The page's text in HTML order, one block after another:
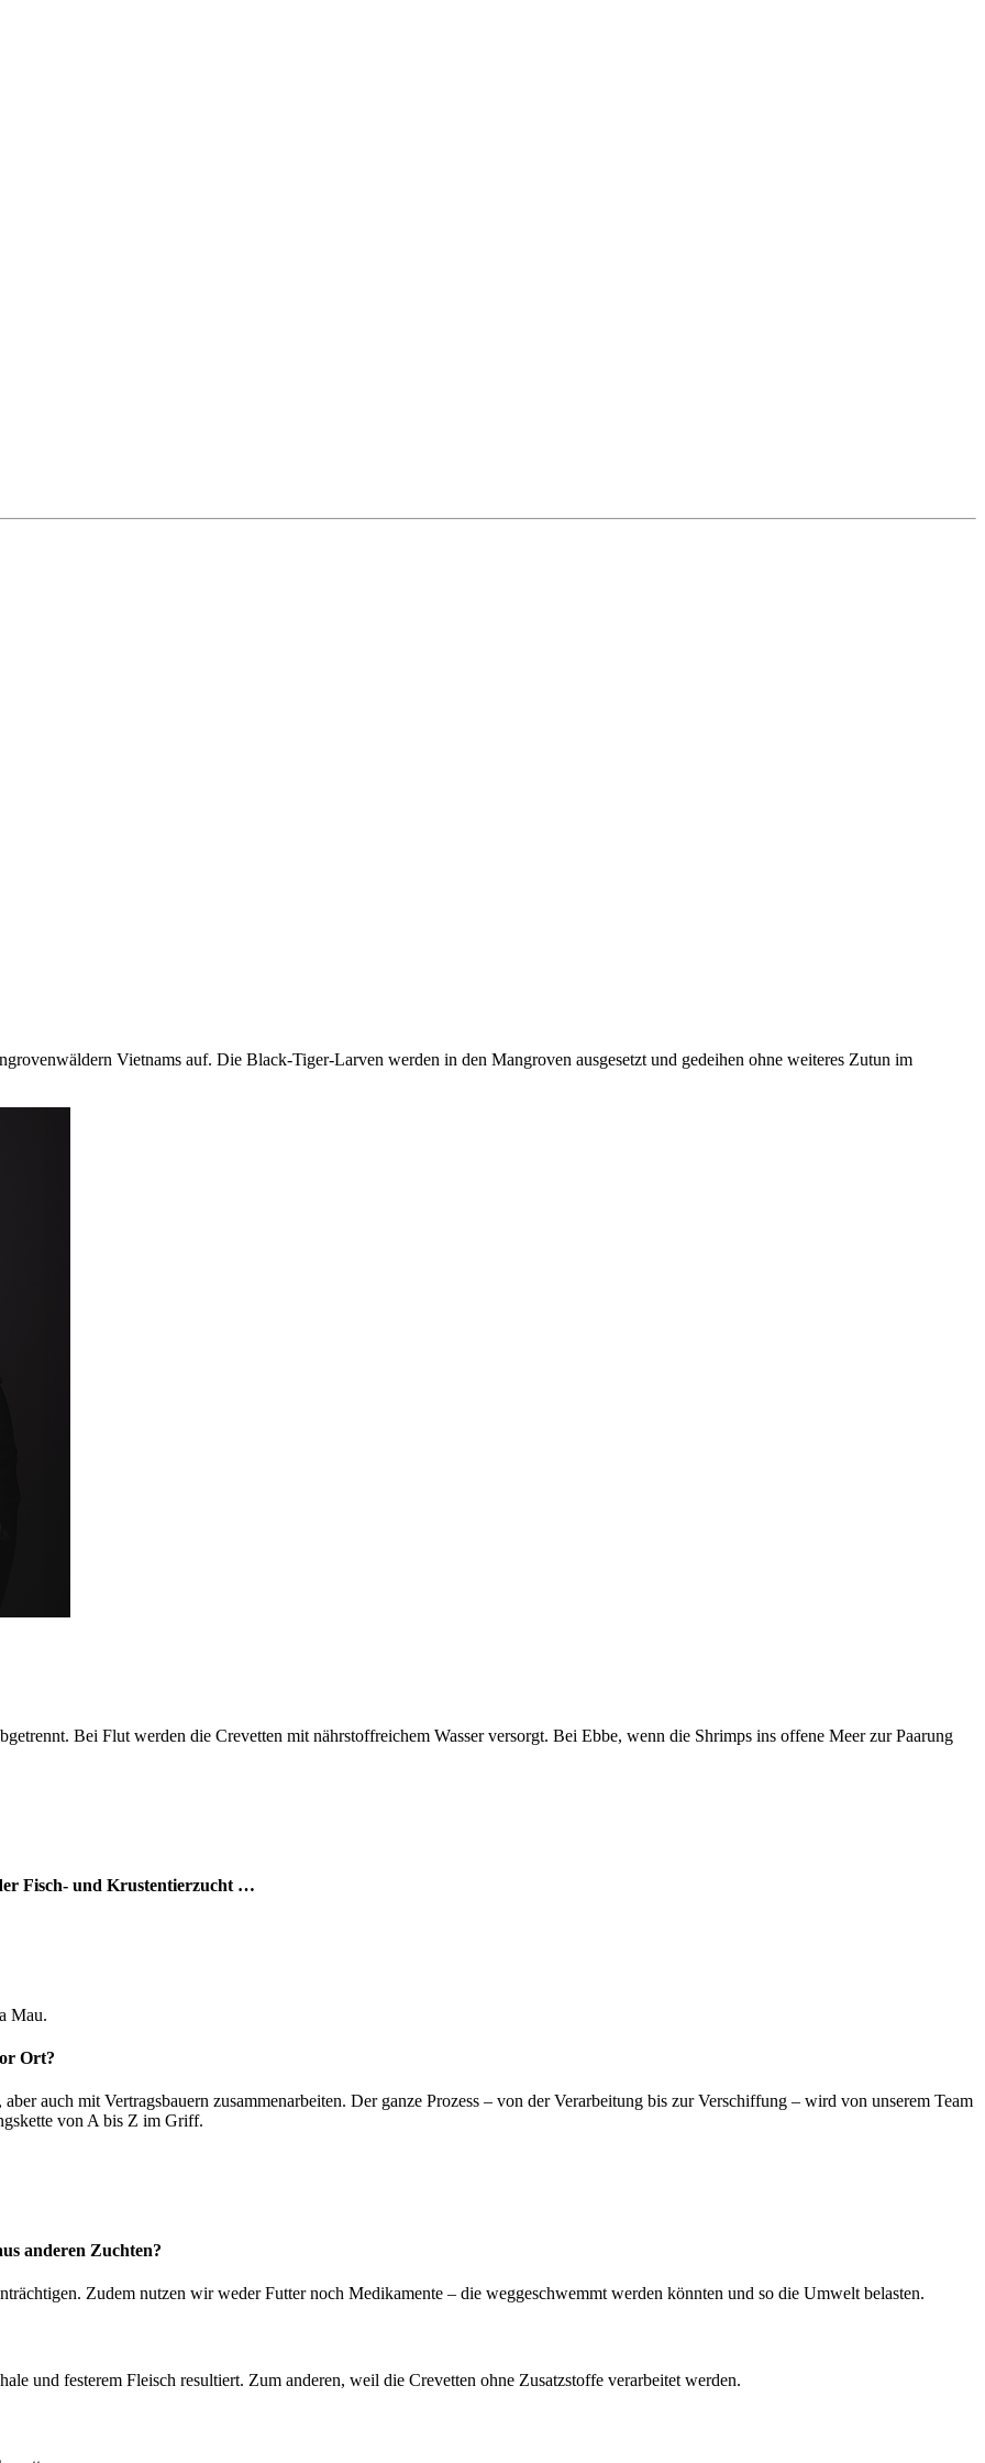
Vietnams auf. Die Black-Tiger-Larven werden in den Mangroven ausgesetzt und gedeihen ohne weiteres Zutun im
Bei Flut werden die Crevetten mit nährstoffreichem Wasser versorgt. Bei Ebbe, wenn die Shrimps ins offene Meer zur Paarung
Fisch- und Krustentierzucht …
Mau.
Ort?
auch mit Vertragsbauern zusammenarbeiten. Der ganze Prozess – von der Verarbeitung bis zur Verschiffung – wird von unserem Team
von A bis Z im Griff.
anderen Zuchten?
Zudem nutzen wir weder Futter noch Medikamente – die weggeschwemmt werden könnten und so die Umwelt belasten.
und festerem Fleisch resultiert. Zum anderen, weil die Crevetten ohne Zusatzstoffe verarbeitet werden.